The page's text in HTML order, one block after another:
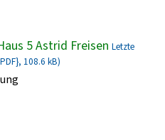
5 Astrid Freisen Letzte
108.6 kB)